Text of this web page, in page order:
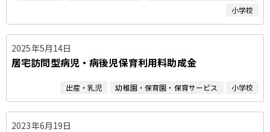
小学校
2025年5月14日
居宅訪問型病児・病後児保育利用料助成金
出産・乳児 幼稚園・保育園・保育サービス 小学校
2023年6月19日